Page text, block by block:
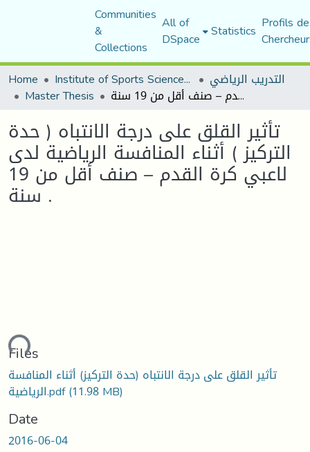
Communities
&
Collections
All of
DSpace Statistics Profils
Home
Institute of Sports Sciences and Techniques التدريب الرياضي
Master Thesis تأثير القلق على درجة الانتباه ( حدة التركيز ) أثناء المنافسة الرياضية لدى لاعبي كرة القدم – صنف أقل من 19 سنة .
تأثير القلق على درجة الانتباه ( حدة
التركيز ) أثناء المنافسة الرياضية لدى
لاعبي كرة القدم – صنف أقل من 19
سنة .
Files
تأثير القلق على درجة الانتباه (حدة التركيز) أثناء المنافسة
الرياضية.pdf(11.98 MB)
Date
2016-06-04